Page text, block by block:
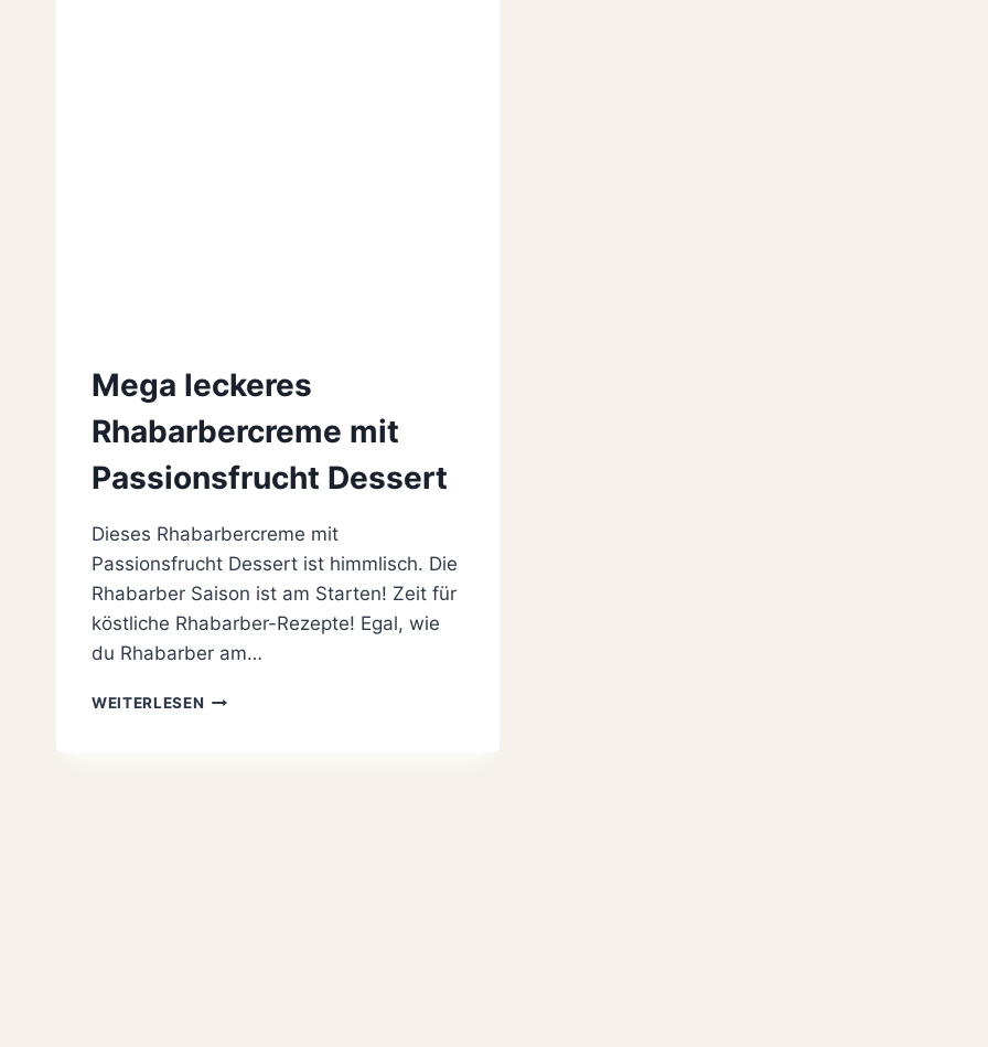
Mega leckeres
Rhabarbercreme mit
Passionsfrucht Dessert
Dieses Rhabarbercreme mit
Passionsfrucht Dessert ist himmlisch. Die
Rhabarber Saison ist am Starten! Zeit für
köstliche Rhabarber-Rezepte! Egal, wie
du Rhabarber am…
WEITERLESEN MEGA